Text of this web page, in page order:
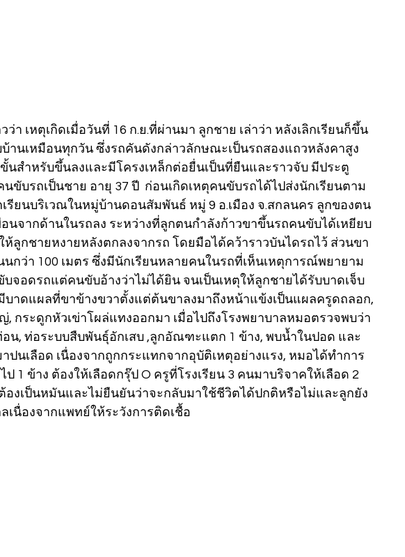
า เหตุเกิดเมื่อวันที่ 16 ก.ย.ที่ผ่านมา ลูกชาย เล่าว่า หลังเลิกเรียนก็ขึ้น
บ้านเหมือนทุกวัน ซึ่งรถคันดังกล่าวลักษณะเป็นรถสองแถวหลังคาสูง
นสำหรับขึ้นลงและมีโครงเหล็กต่อยื่นเป็นที่ยืนและราวจับ มีประตู
ขับรถเป็นชาย อายุ 37 ปี  ก่อนเกิดเหตุคนขับรถได้ไปส่งนักเรียนตาม
เรียนบริเวณในหมู่บ้านดอนสัมพันธ์ หมู่ 9 อ.เมือง จ.สกลนคร ลูกของตน
นจากด้านในรถลง ระหว่างที่ลูกตนกำลังก้าวขาขึ้นรถคนขับได้เหยียบ
ห้ลูกชายหงายหลังตกลงจากรถ โดยมือได้คว้าราวบันไดรถไว้ ส่วนขา
กว่า 100 เมตร ซึ่งมีนักเรียนหลายคนในรถที่เห็นเหตุการณ์พยายาม
จอดรถแต่คนขับอ้างว่าไม่ได้ยิน จนเป็นเหตุให้ลูกชายได้รับบาดเจ็บ
บาดแผลที่ขาข้างขวาตั้งแต่ต้นขาลงมาถึงหน้าแข้งเป็นแผลครูดถลอก,
กระดูกหัวเข่าโผล่แทงออกมา เมื่อไปถึงโรงพยาบาลหมอตรวจพบว่า
น, ท่อระบบสืบพันธุ์อักเสบ ,ลูกอัณฑะแตก 1 ข้าง, พบน้ำในปอด และ
ปนเลือด เนื่องจากถูกกระแทกจากอุบัติเหตุอย่างแรง, หมอได้ทำการ
1 ข้าง ต้องให้เลือดกรุ๊ป O ครูที่โรงเรียน 3 คนมาบริจาคให้เลือด 2
องเป็นหมันและไม่ยืนยันว่าจะกลับมาใช้ชีวิตได้ปกติหรือไม่และลูกยัง
เนื่องจากแพทย์ให้ระวังการติดเชื้อ